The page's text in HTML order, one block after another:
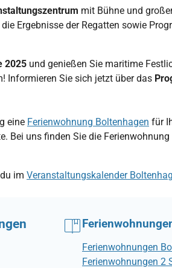
mit Bühne und
Ergebnisse der Regatten sowie
2025 und genießen Sie maritime
Informieren Sie sich jetzt über das
eine Ferienwohnung Boltenhagen für
Bei uns finden Sie die
im Veranstaltungskalender
Ferienwohnungen
Ferienwohnungen 2